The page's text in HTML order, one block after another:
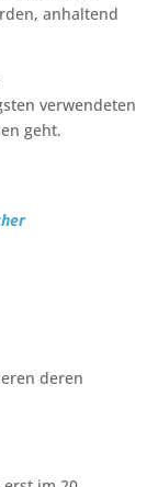
anhaltend
verwendeten
geht.
deren